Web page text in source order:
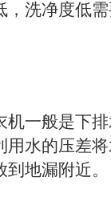
洗净度低需
般是下排
水的压差
地漏附近。